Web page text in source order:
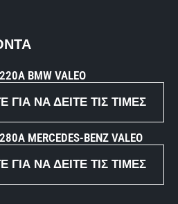
BMW VALEO
ΓΙΑ ΝΑ ΔΕΊΤΕ ΤΙΣ ΤΙΜΈΣ
MERCEDES-BENZ VALEO
ΓΙΑ ΝΑ ΔΕΊΤΕ ΤΙΣ ΤΙΜΈΣ